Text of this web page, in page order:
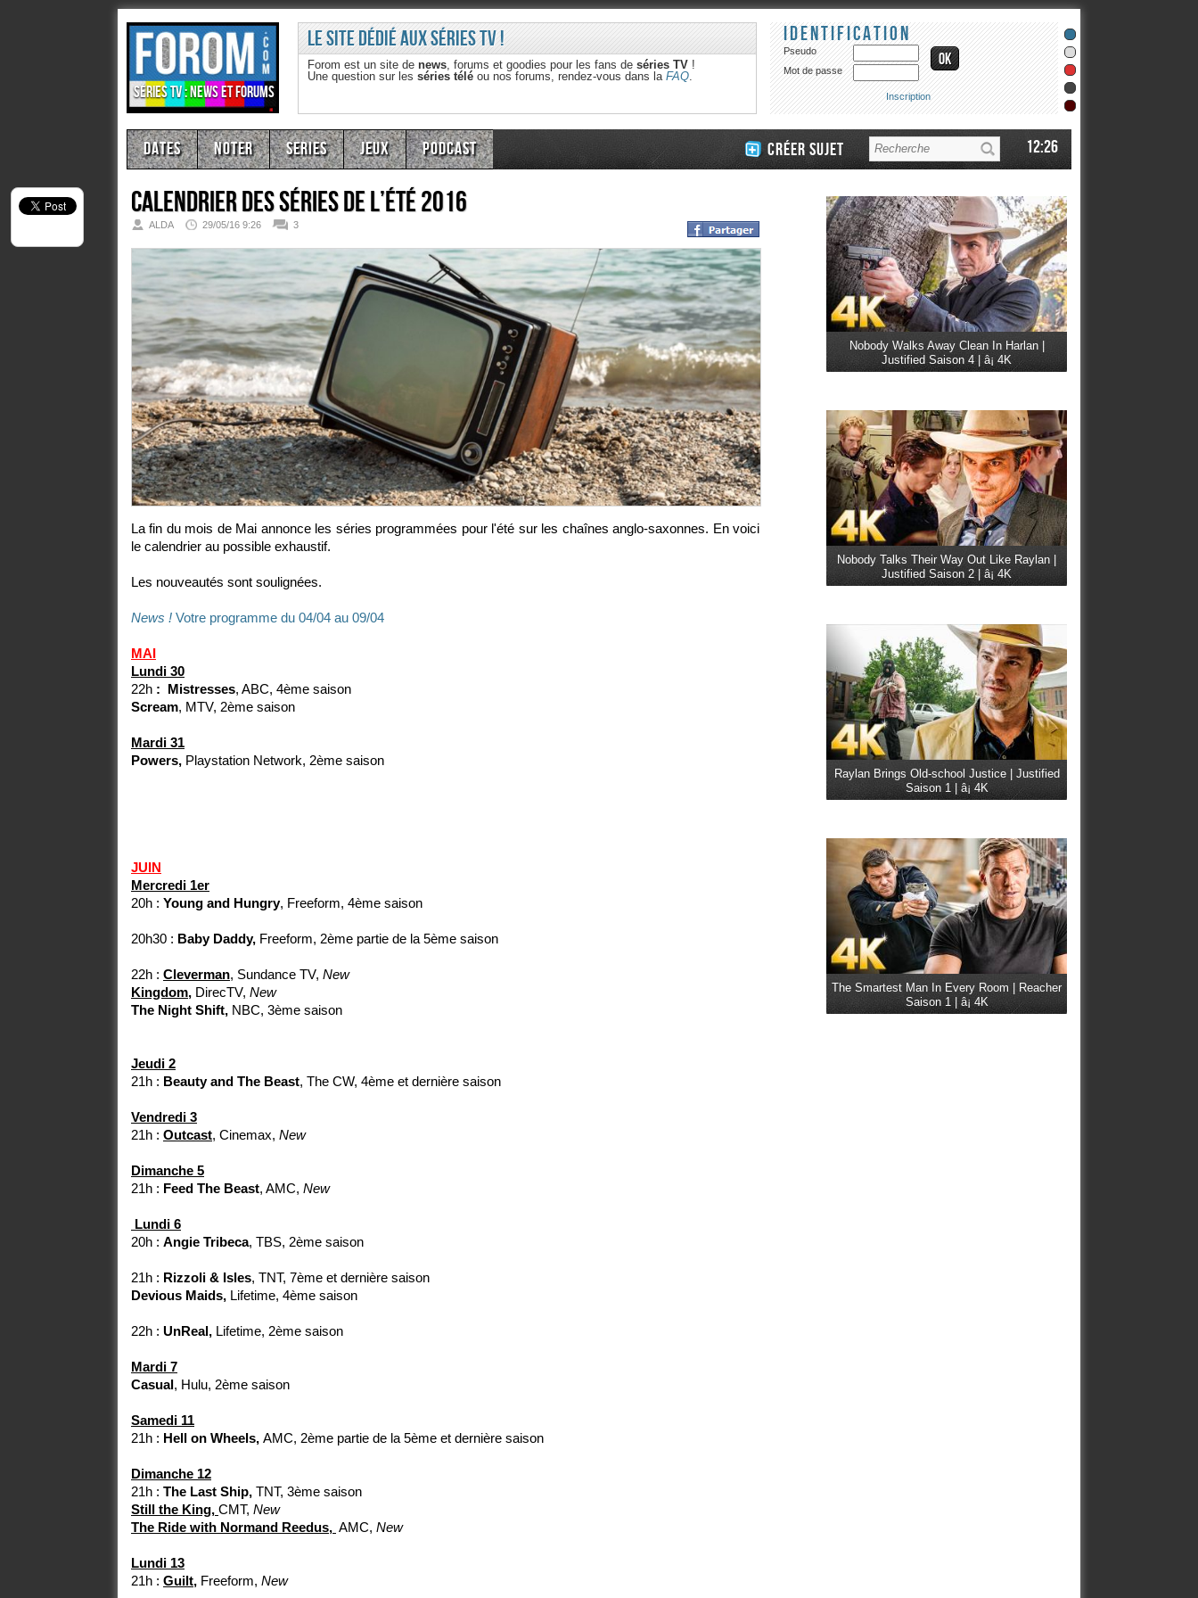
Séries TV : news et forums
Le site dédié aux séries TV !
Forom est un site de news, forums et goodies pour les fans de séries TV!
Une question sur les séries téléou nos forums, rendez-vous dans la FAQ.
Identification
Pseudo
Mot de passe
Inscription
Dates Noter Series Jeux Podcast Créer sujet 12:26
Calendrier des séries de l’été 2016
ALDA 29/05/16 9:26 3
La fin du mois de Mai annonce les séries programmées pour l'été sur les chaînes anglo-saxonnes. En voici
le calendrier au possible exhaustif.
Les nouveautés sont soulignées.
News ! Votre programme du 04/04 au 09/04
MAI
Lundi 30
22h : Mistresses, ABC, 4ème saison
Scream, MTV, 2ème saison
Mardi 31
Powers, Playstation Network, 2ème saison
JUIN
Mercredi 1er
20h : Young and Hungry, Freeform, 4ème saison
20h30 : Baby Daddy, Freeform, 2ème partie de la 5ème saison
22h : Cleverman, Sundance TV, New
Kingdom, DirecTV, New
The Night Shift, NBC, 3ème saison
Jeudi 2
21h : Beauty and The Beast, The CW, 4ème et dernière saison
Vendredi 3
21h : Outcast, Cinemax, New
Dimanche 5
21h : Feed The Beast, AMC, New
Lundi 6
20h : Angie Tribeca, TBS, 2ème saison
21h : Rizzoli & Isles, TNT, 7ème et dernière saison
Devious Maids, Lifetime, 4ème saison
22h : UnReal, Lifetime, 2ème saison
Mardi 7
Casual, Hulu, 2ème saison
Samedi 11
21h : Hell on Wheels, AMC, 2ème partie de la 5ème et dernière saison
Dimanche 12
21h : The Last Ship, TNT, 3ème saison
Still the King, CMT, New
The Ride with Normand Reedus, AMC, New
Lundi 13
21h : Guilt, Freeform, New
Nobody Walks Away Clean In Harlan |
Justified Saison 4 | â¡ 4K
Nobody Talks Their Way Out Like Raylan |
Justified Saison 2 | â¡ 4K
Raylan Brings Old-school Justice | Justified
Saison 1 | â¡ 4K
The Smartest Man In Every Room | Reacher
Saison 1 | â¡ 4K